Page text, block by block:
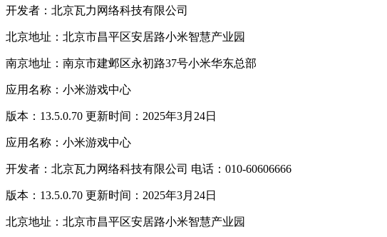
开发者：北京瓦力网络科技有限公司
北京地址：北京市昌平区安居路小米智慧产业园
南京地址：南京市建邺区永初路37号小米华东总部
应用名称：小米游戏中心
版本：13.5.0.70 更新时间：2025年3月24日
应用名称：小米游戏中心
开发者：北京瓦力网络科技有限公司 电话：010-60606666
版本：13.5.0.70 更新时间：2025年3月24日
北京地址：北京市昌平区安居路小米智慧产业园